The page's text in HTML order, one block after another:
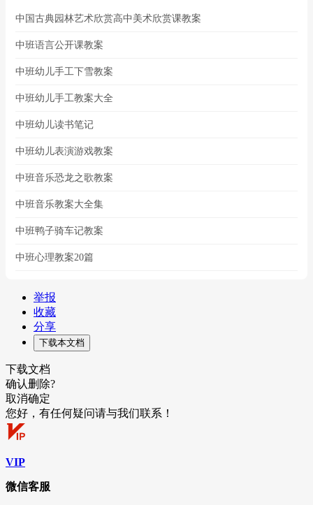
中国古典园林艺术欣赏高中美术欣赏课教案
中班语言公开课教案
中班幼儿手工下雪教案
中班幼儿手工教案大全
中班幼儿读书笔记
中班幼儿表演游戏教案
中班音乐恐龙之歌教案
中班音乐教案大全集
中班鸭子骑车记教案
中班心理教案20篇
举报
收藏
分享
下载本文档
下载文档
确认删除?
取消确定
您好，有任何疑问请与我们联系！
VIP
微信客服